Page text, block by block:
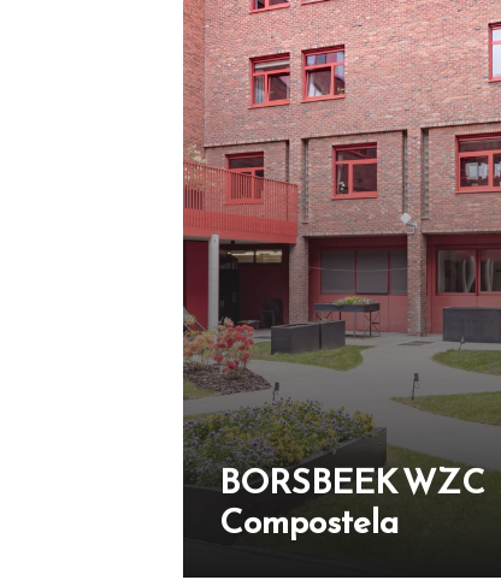
BORSBEEK WZC
Compostela